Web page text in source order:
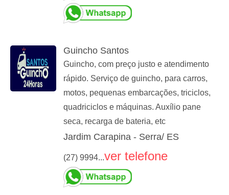
Guincho Santos
Guincho, com preço justo e atendimento
rápido. Serviço de guincho, para carros,
motos, pequenas embarcações, triciclos,
quadriciclos e máquinas. Auxílio pane
seca, recarga de bateria, etc
Jardim Carapina - Serra/ ES
(27) 9994...ver telefone